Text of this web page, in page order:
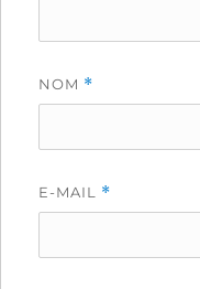
NOM *
E-MAIL *